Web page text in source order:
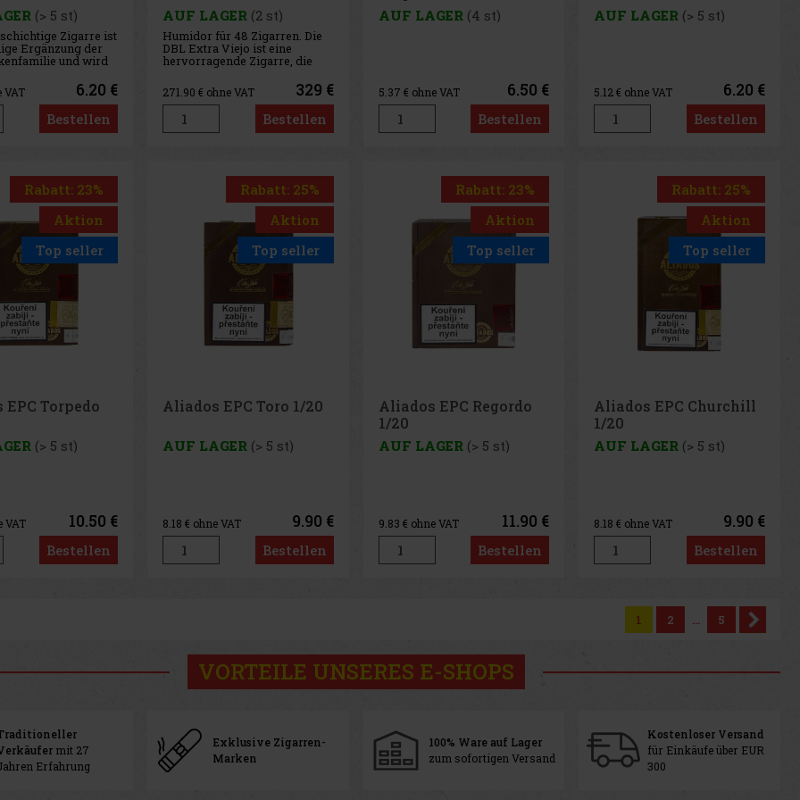
(> 5 st)
Zigarre ist
Ergänzung der
und wird
Cameroon,
und besteht
Mischung
Tabake, die a
VAT 6.20 €
Bestellen
Cigars
AUF LAGER (2 st)
Humidor für 48 Zigarren. Die
DBL Extra Viejo ist eine
hervorragende Zigarre, die
sofort Aufmerksamkeit erregt
und Respekt einflößt. Ihr
wunderschönes Deckblatt aus
mexikanischem Arapiraca-
Tabak ist glatt und seidig und
hat einen dunklen, öligen Glan
271.90 € ohne VAT 329 €
Bestellen
AUF LAGER (4 st)
5.37 € ohne VAT 6.50 €
Bestellen
AUF LAGER (> 5 st)
5.12€ ohne VAT 6.20 €
Bestellen
Rabatt: 23%
Aktion
Top seller
Torpedo
(> 5 st)
VAT 10.50 €
Bestellen
Rabatt: 25%
Aktion
Top seller
Aliados EPC Toro 1/20
AUF LAGER (> 5 st)
8.18 € ohne VAT 9.90 €
Bestellen
Rabatt: 23%
Aktion
Top seller
Aliados EPC Regordo
1/20
AUF LAGER (> 5 st)
9.83 € ohne VAT 11.90 €
Bestellen
Rabatt: 25%
Aktion
Top seller
Aliados EPC Churchill
1/20
AUF LAGER (> 5 st)
8.18€ ohne VAT 9.90 €
Bestellen
1 2 ... 5
VORTEILE UNSERES E-SHOPS
mit 27
Erfahrung
Exklusive Zigarren-
Marken
100% Ware auf Lager
zum sofortigen Versand
Kostenloser Versand
für Einkäufe über EUR
300